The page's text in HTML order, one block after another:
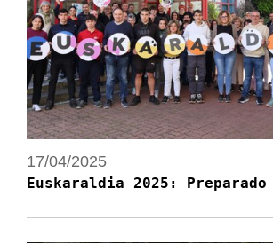
17/04/2025
Euskaraldia 2025: